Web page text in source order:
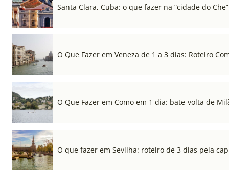
Santa Clara, Cuba: o que fazer na “cidade do Che”
O Que Fazer em Veneza de 1 a 3 dias: Roteiro
O Que Fazer em Como em 1 dia: bate-volta de
O que fazer em Sevilha: roteiro de 3 dias pela